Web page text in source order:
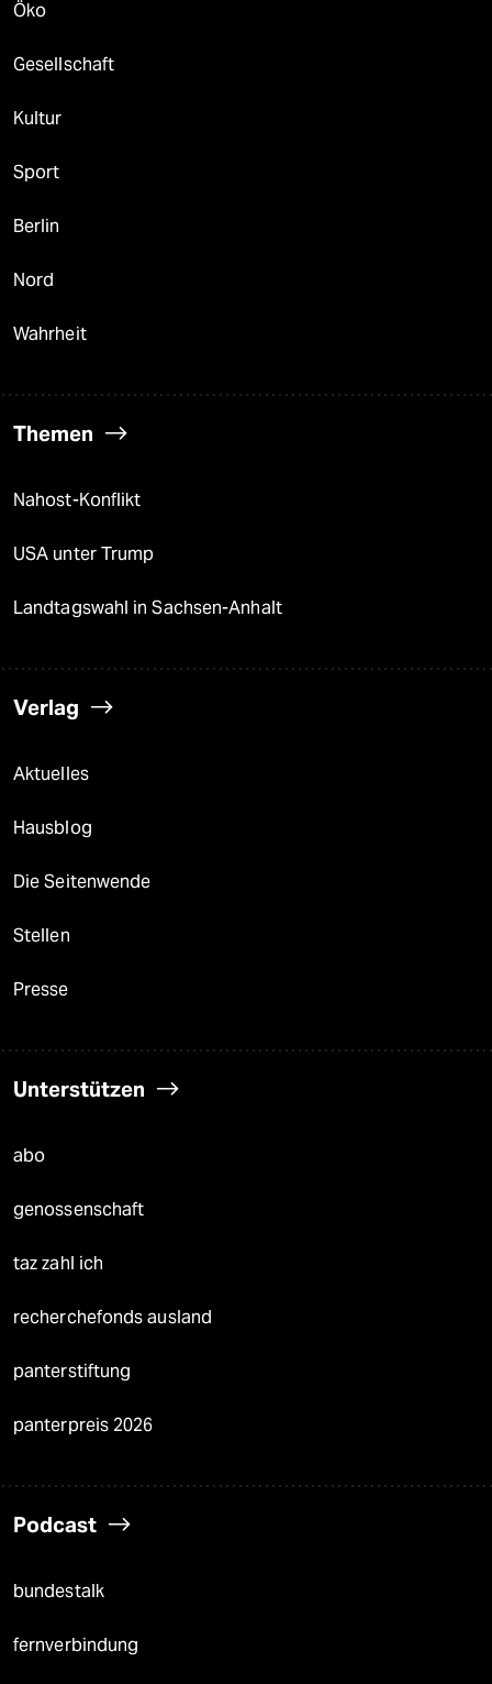
Öko
Gesellschaft
Kultur
Sport
Berlin
Nord
Wahrheit
Themen
Nahost-Konflikt
USA unter Trump
Landtagswahl in Sachsen-Anhalt
Verlag
Aktuelles
Hausblog
Die Seitenwende
Stellen
Presse
Unterstützen
abo
genossenschaft
taz zahl ich
recherchefonds ausland
panterstiftung
panterpreis 2026
Podcast
bundestalk
fernverbindung